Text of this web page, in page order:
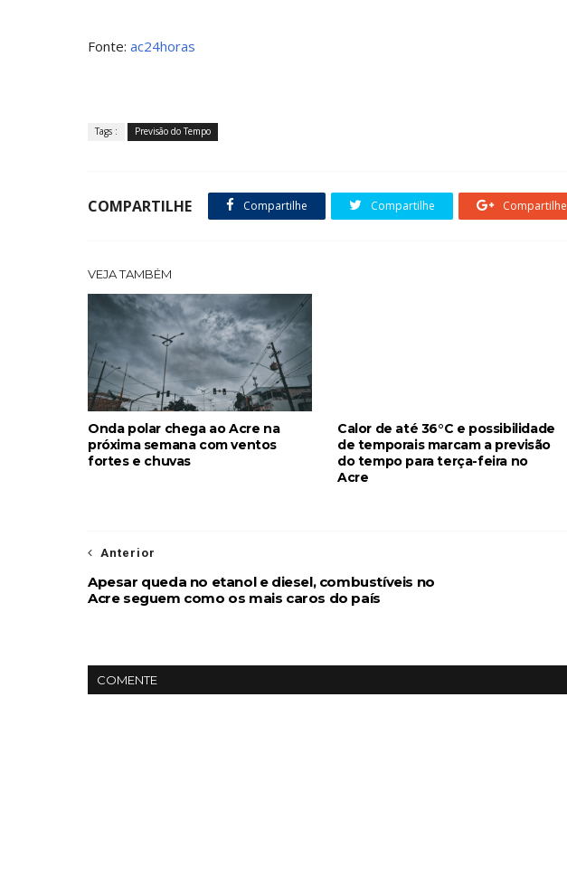
Fonte: ac24horas
Tags : Previsão do Tempo
COMPARTILHE Compartilhe Compartilhe Compartilhe
VEJA TAMBÉM
Onda polar chega ao Acre na
próxima semana com ventos
fortes e chuvas
Calor de até 36°C e possibilidade
de temporais marcam a previsão
do tempo para terça-feira no
Acre
Anterior
Apesar queda no etanol e diesel, combustíveis no
Acre seguem como os mais caros do país
COMENTE